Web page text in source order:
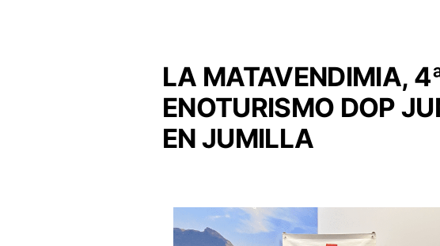
LA MATAVENDIMIA,
ENOTURISMO DOP
EN JUMILLA